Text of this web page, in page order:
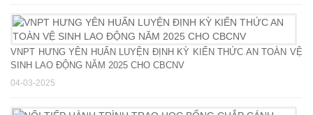
VNPT HƯNG YÊN HUẤN LUYỆN ĐỊNH KỲ KIẾN THỨC AN TOÀN VỆ
SINH LAO ĐỘNG NĂM 2025 CHO CBCNV
04-03-2025